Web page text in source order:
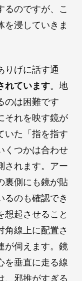
るのですが、こ
を浸していきま
りげに話す通
れています。地
のは困難です
それを映す鏡が
いた「指を指す
くつかは合わせ
されます。アー
裏側にも鏡が貼
るのも確認でき
想起させること
角線上に配置さ
が伺えます。鏡
を垂直に走る線
、邪推がすぎる